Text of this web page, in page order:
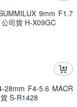
9mm F1.7
司貨 H-X09GC
28mm F4-5.6 MACR
S-R1428